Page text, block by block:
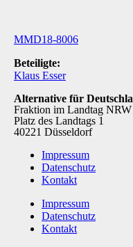
MMD18-8006
Beteiligte:
Klaus Esser
Alternative für
Fraktion im Landtag NRW
Platz des Landtags 1
40221 Düsseldorf
Impressum
Datenschutz
Kontakt
Impressum
Datenschutz
Kontakt